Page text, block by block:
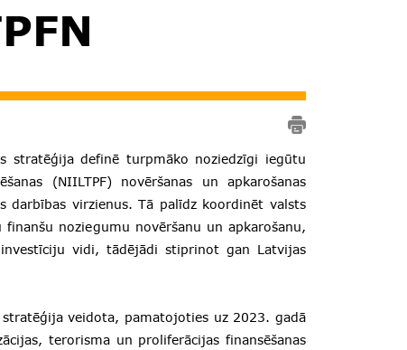
stratēģija definē turpmāko noziedzīgi iegūtu
(NIILTPF) novēršanas un apkarošanas
virzienus. Tā palīdz koordinēt valsts
noziegumu novēršanu un apkarošanu,
vidi, tādējādi stiprinot gan Latvijas
stratēģija veidota, pamatojoties uz 2023. gadā
terorisma un proliferācijas finansēšanas